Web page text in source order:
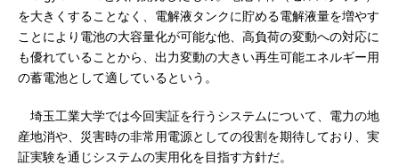
を大きくすることなく、電解液タンクに貯める電解液量を増やす
ことにより電池の大容量化が可能な他、高負荷の変動への対応に
も優れていることから、出力変動の大きい再生可能エネルギー用
の蓄電池として適しているという。
埼玉工業大学では今回実証を行うシステムについて、電力の地
産地消や、災害時の非常用電源としての役割を期待しており、実
証実験を通じシステムの実用化を目指す方針だ。